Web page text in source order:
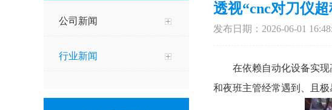
公司新闻
行业新闻
透视“cnc对刀仪
发布日期：2026-06-01
在依赖自动化设备实
和夜班主管经常遇到、且极